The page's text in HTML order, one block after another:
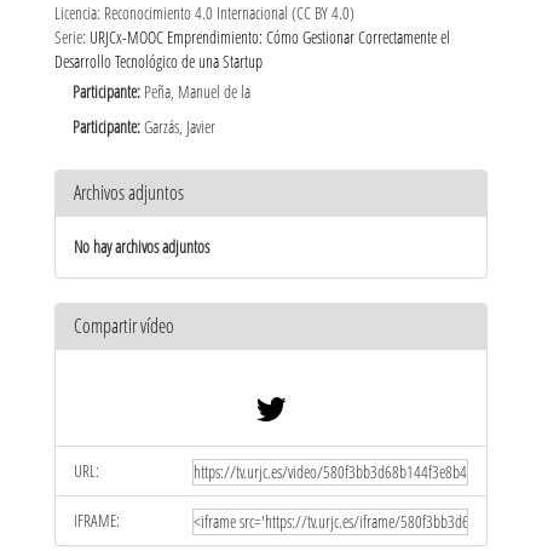
Licencia: Reconocimiento 4.0 Internacional (CC BY 4.0)
Serie: URJCx-MOOC Emprendimiento: Cómo Gestionar Correctamente el
Desarrollo Tecnológico de una Startup
Participante: Peña, Manuel de la
Participante:Garzás, Javier
Archivos adjuntos
No hay archivos adjuntos
Compartir vídeo
URL:
IFRAME: